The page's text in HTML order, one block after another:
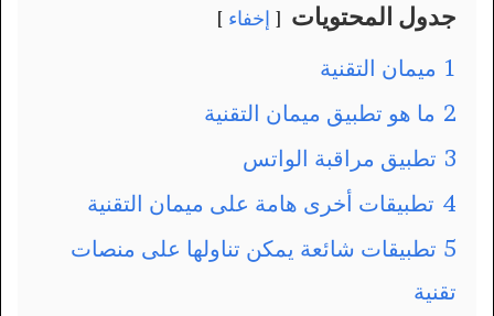
جدول المحتويات إخفاء
1 ميمان التقنية
2 ما هو تطبيق ميمان التقنية
3 تطبيق مراقبة الواتس
4 تطبيقات أخرى هامة على ميمان التقنية
5 تطبيقات شائعة يمكن تناولها على منصات
تقنية